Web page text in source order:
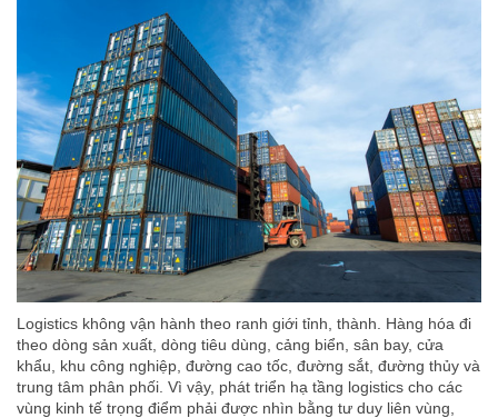
Logistics không vận hành theo ranh giới tỉnh, thành. Hàng hóa đi
theo dòng sản xuất, dòng tiêu dùng, cảng biển, sân bay, cửa
khẩu, khu công nghiệp, đường cao tốc, đường sắt, đường thủy và
trung tâm phân phối. Vì vậy, phát triển hạ tầng logistics cho các
vùng kinh tế trọng điểm phải được nhìn bằng tư duy liên vùng,